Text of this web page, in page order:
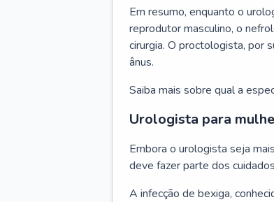
Em resumo, enquanto o
reprodutor masculino, o
cirurgia. O proctologista, por
ânus.
Saiba mais sobre qual a
Urologista para
Embora o urologista seja
deve fazer parte dos
A infecção de bexiga,